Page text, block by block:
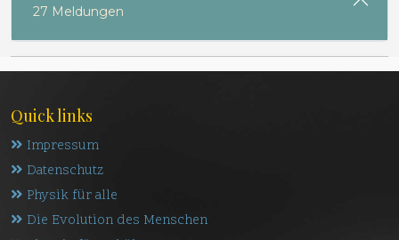
27 Meldungen
Quick links
Impressum
Datenschutz
Physik für alle
Die Evolution des Menschen